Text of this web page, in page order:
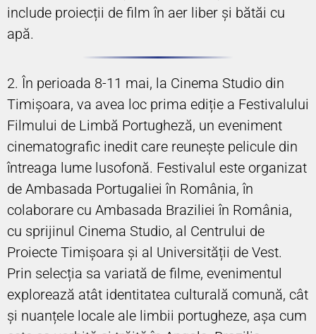
include proiecții de film în aer liber și bătăi cu
apă.
2. În perioada 8-11 mai, la Cinema Studio din
Timișoara, va avea loc prima ediție a Festivalului
Filmului de Limbă Portugheză, un eveniment
cinematografic inedit care reunește pelicule din
întreaga lume lusofonă. Festivalul este organizat
de Ambasada Portugaliei în România, în
colaborare cu Ambasada Braziliei în România,
cu sprijinul Cinema Studio, al Centrului de
Proiecte Timișoara și al Universității de Vest.
Prin selecția sa variată de filme, evenimentul
explorează atât identitatea culturală comună, cât
și nuanțele locale ale limbii portugheze, așa cum